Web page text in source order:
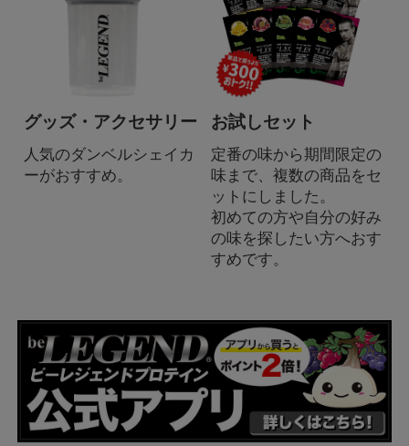
グッズ・アクセサリー
人気のダンベルシェイカ
ーがおすすめ。
お試しセット
定番の味から期間限定の
味まで、複数の商品をセ
ットにしました。
初めての方や自分の好み
の味を探したい方へおす
すめです。